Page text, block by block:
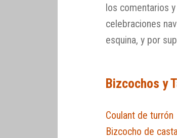
los comentarios
celebraciones
esquina, y por
Bizcochos y
Coulant de turrón
Bizcocho de